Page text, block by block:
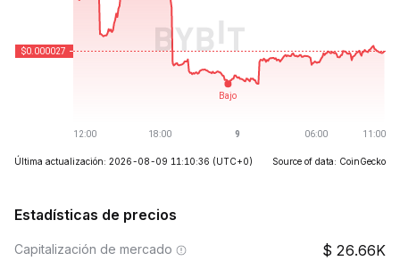
Última actualización: 2026-08-09 11:10:36 (UTC+0) Source of data: CoinGecko
Estadísticas de precios
Capitalización de mercado 26.66K